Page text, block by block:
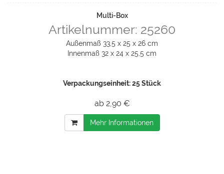
Multi-Box
Artikelnummer: 25260
Außenmaß 33,5 x 25 x 26 cm
Innenmaß 32 x 24 x 25,5 cm
Verpackungseinheit: 25 Stück
ab 2,90 €
Mehr Informationen